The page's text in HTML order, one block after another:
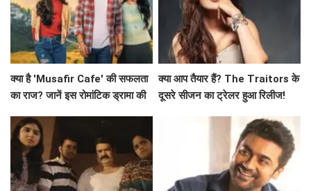
क्या है 'Musafir Cafe' की सफलता
का राज? जानें इस रोमांटिक ड्रामा की
क्या आप तैयार हैं? The Traitors के
दूसरे सीजन का ट्रेलर हुआ रिलीज!